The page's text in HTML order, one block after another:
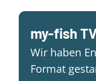
my-fish
Wir haben
Format